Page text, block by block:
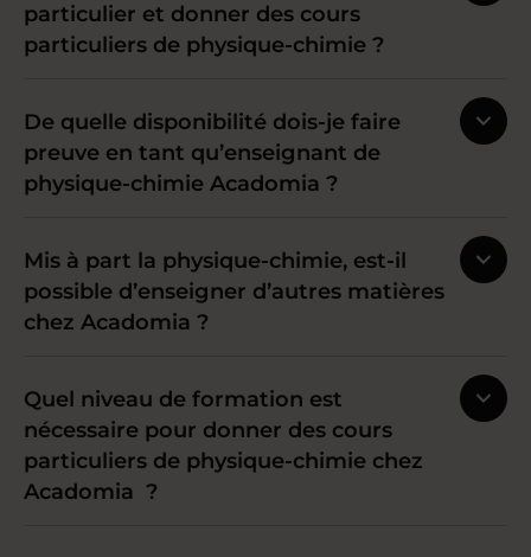
particulier et donner des cours
particuliers de physique-chimie ?
De quelle disponibilité dois-je faire
preuve en tant qu’enseignant de
physique-chimie Acadomia ?
Mis à part la physique-chimie, est-il
possible d’enseigner d’autres matières
chez Acadomia ?
Quel niveau de formation est
nécessaire pour donner des cours
particuliers de physique-chimie chez
Acadomia ?